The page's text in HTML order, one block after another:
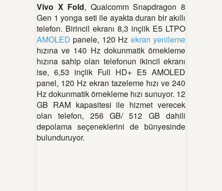
Vivo X Fold, Qualcomm Snapdragon 8
Gen 1 yonga seti ile ayakta duran bir akıllı
telefon. Birincil ekranı 8,3 inçlik E5 LTPO
AMOLED panele, 120 Hz ekran yenileme
hızına ve 140 Hz dokunmatik örnekleme
hızına sahip olan telefonun ikincil ekranı
ise, 6,53 inçlik Full HD+ E5 AMOLED
panel, 120 Hz ekran tazeleme hızı ve 240
Hz dokunmatik örnekleme hızı sunuyor. 12
GB RAM kapasitesi ile hizmet verecek
olan telefon, 256 GB/ 512 GB dahili
depolama seçeneklerini de bünyesinde
bulunduruyor.